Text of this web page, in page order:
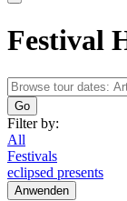
Festival
Go
Filter by:
All
Festivals
eclipsed presents
Anwenden